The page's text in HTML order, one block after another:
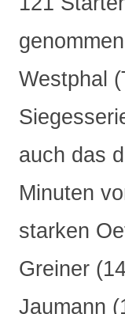
Westphal
auch das
Minuten
starken
Greiner
Jaumann